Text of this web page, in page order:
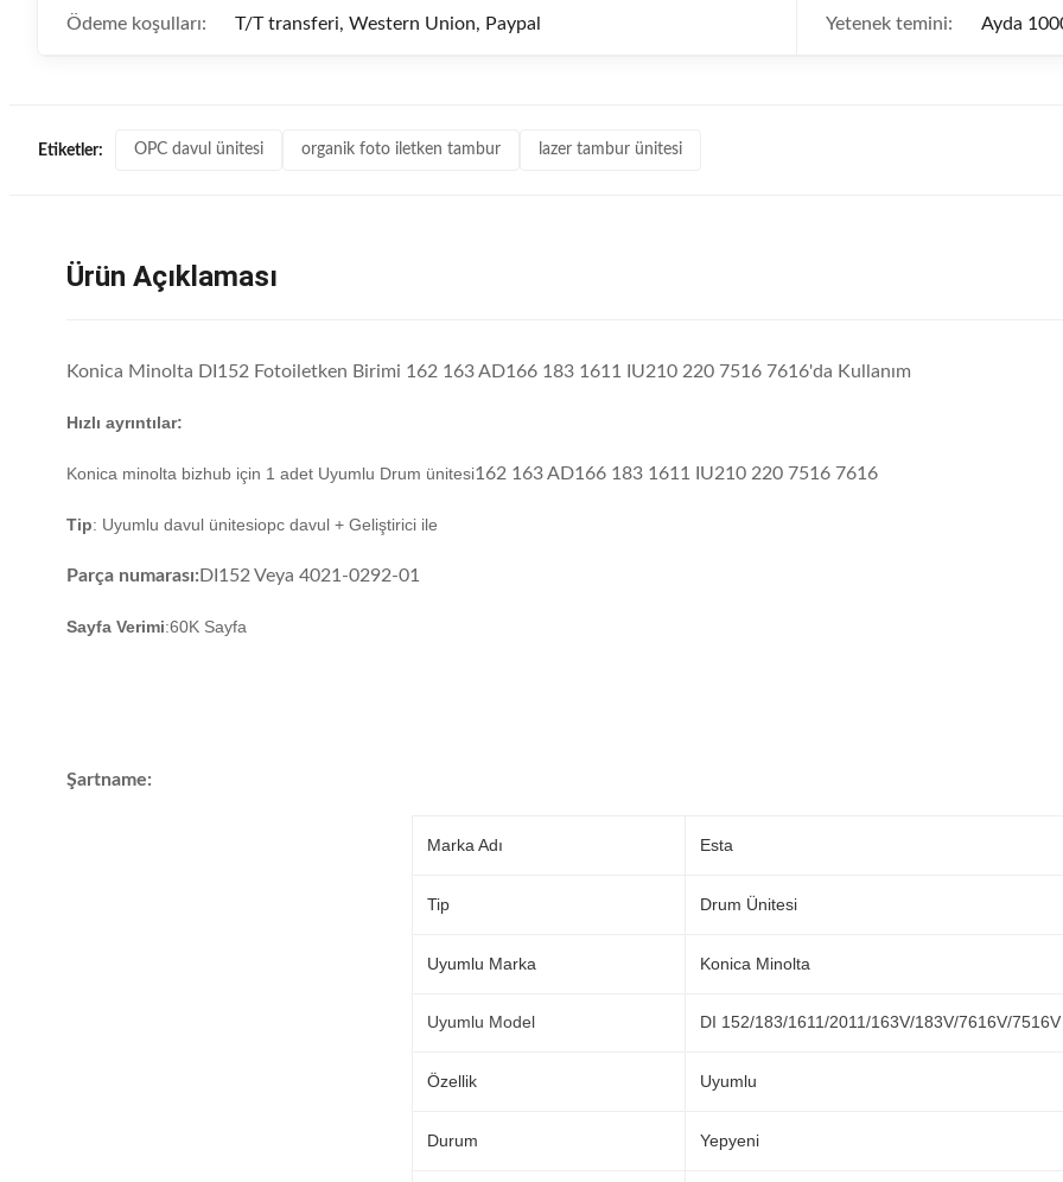
Ödeme koşulları: T/T transferi, Western Union, Paypal Yetenek temini: Ayda
Etiketler: OPC davul ünitesi organik foto iletken tambur lazer tambur ünitesi
Ürün Açıklaması
Konica Minolta DI152 Fotoiletken Birimi 162 163 AD166 183 1611 IU210 220 7516 7616'da Kullanım
Hızlı ayrıntılar:
Konica minolta bizhub için 1 adet Uyumlu Drum ünitesi162 163 AD166 183 1611 IU210 220 7516 7616
Tip: Uyumlu davul ünitesiopc davul + Geliştirici ile
Parça numarası: DI152 Veya 4021-0292-01
Sayfa Verimi:60K Sayfa
Şartname:
Marka Adı Esta
Tip Drum Ünitesi
Uyumlu Marka Konica Minolta
Uyumlu Model DI 152/183/1611/2011/163V/183V/7616V/7516V
Özellik Uyumlu
Durum Yepyeni